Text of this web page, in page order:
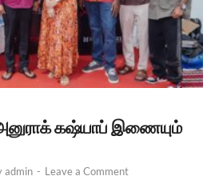
கஷ்யாப் இணையும்
admin - Leave a Comment